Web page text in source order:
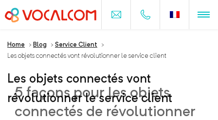
Home > Blog > Service Client
>
Les objets connectés vont révolutionner le service client
Les objets connectés vont
révolutionner le service client
5 façons pour les objets
connectés de révolutionner